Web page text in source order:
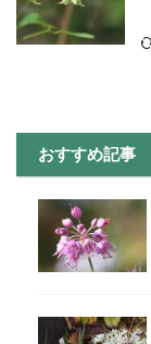
おすすめ記事